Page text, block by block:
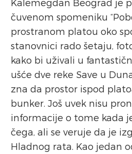
čuvenom spomeniku
prostranom platou oko
stanovnici rado šetaju,
kako bi uživali u
ušće dve reke Save u
zna da prostor ispod
bunker. Još uvek nisu
informacije o tome kada
čega, ali se veruje da je
Hladnog rata. Kao jedan